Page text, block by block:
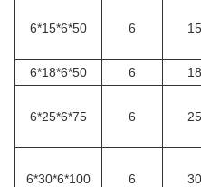
6*15*6*50 6 15
6*18*6*50
6 18
6*25*6*75 6 25
6*30*6*100 6 30